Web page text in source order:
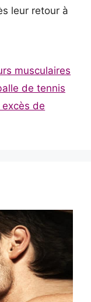
leur retour à
musculaires
de tennis
excès de